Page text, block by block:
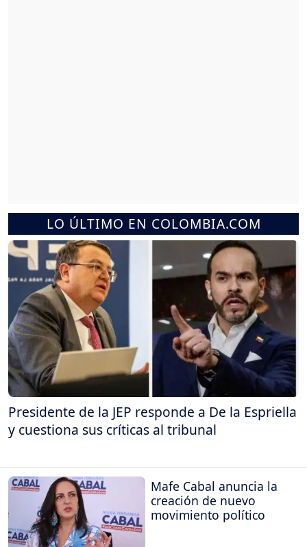
LO ÚLTIMO EN COLOMBIA.COM
Presidente de la JEP responde a De la Espriella
y cuestiona sus críticas al tribunal
Mafe Cabal anuncia la
creación de nuevo
movimiento político